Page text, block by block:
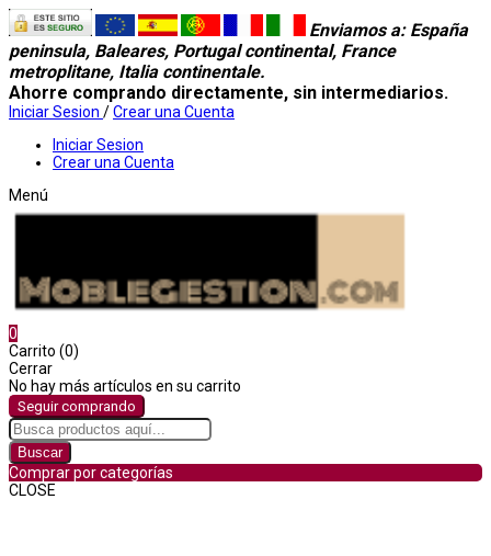
Enviamos a: España
peninsula, Baleares, Portugal continental, France
metroplitane, Italia continentale.
Ahorre comprando directamente, sin intermediarios.
Iniciar Sesion /Crear una Cuenta
Iniciar Sesion
Crear una Cuenta
Menú
0
Carrito (0)
Cerrar
No hay más artículos en su carrito
Seguir comprando
Buscar
Comprar por categorías
CLOSE